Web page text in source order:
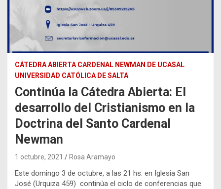
CÁTEDRA ABIERTA CARDENAL NEWMAN DE UCASAL
UNIVERSIDAD CATÓLICA DE SALTA
Continúa la Cátedra Abierta: El
desarrollo del Cristianismo en la
Doctrina del Santo Cardenal
Newman
1 octubre, 2021 Rosa Aramayo
Este domingo 3 de octubre, a las 21 hs. en Iglesia San
José (Urquiza 459) continúa el ciclo de conferencias que